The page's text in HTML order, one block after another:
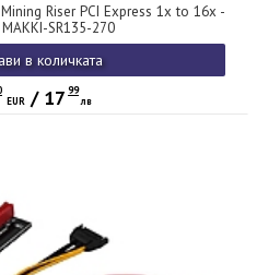
Riser PCI Express 1x to 16x -
SR135-270
в количката
EUR / 17 99
лв